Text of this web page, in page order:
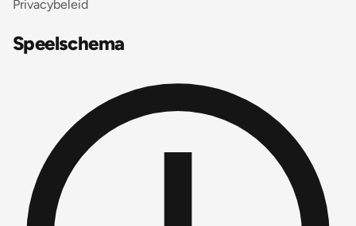
Privacybeleid
Speelschema